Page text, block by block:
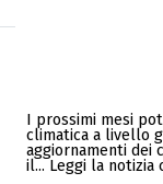
I prossimi mesi
climatica a livello
aggiornamenti dei
il... Leggi la notizia